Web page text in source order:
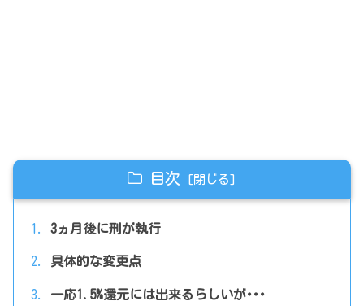
目次
3ヵ月後に刑が執行
具体的な変更点
一応1.5%還元には出来るらしいが･･･